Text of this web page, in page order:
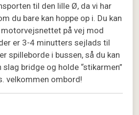
til den lille Ø, da vi har
du bare kan hoppe op i. Du kan
på vej mod
er 3-4 minutters sejlads til
spilleborde i bussen, så du kan
bridge og holde “stikarmen”
velkommen ombord!